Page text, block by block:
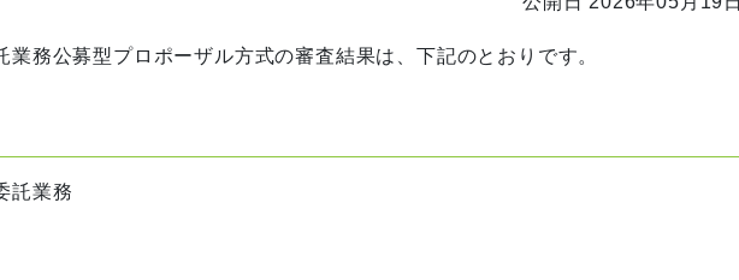
業務公募型プロポーザル方式の審査結果は、下記のとおりです。
託業務